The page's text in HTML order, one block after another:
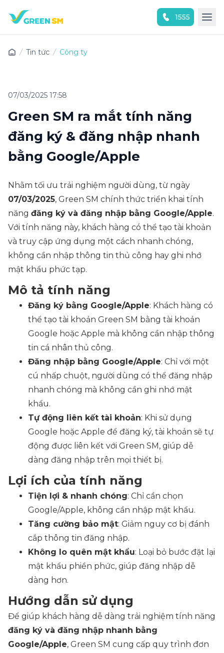
1555
Tin tức Công ty
07/03/2025 17:58
Green SM ra mắt tính năng
đăng ký & đăng nhập nhanh
bằng Google/Apple
Nhằm tối ưu trải nghiệm người dùng, từ ngày
07/03/2025, Green SM chính thức triển khai tính
năng đăng ký và đăng nhập bằng Google/Apple.
Với tính năng này, khách hàng có thể tạo tài khoản
và truy cập ứng dụng một cách nhanh chóng,
không cần nhập thông tin thủ công hay ghi nhớ
mật khẩu phức tạp.
Mô tả tính năng
Đăng ký bằng Google/Apple: Khách hàng có
thể tạo tài khoản Green SM bằng tài khoản
Google hoặc Apple mà không cần nhập thông
tin cá nhân thủ công.
Đăng nhập bằng Google/Apple: Chỉ với một
cú nhấp chuột, người dùng có thể đăng nhập
nhanh chóng mà không cần ghi nhớ mật
khẩu.
Tự động liên kết tài khoản: Khi sử dụng
Google hoặc Apple để đăng ký, tài khoản sẽ tự
động được liên kết với Green SM, giúp dễ
dàng đăng nhập trên mọi thiết bị.
Lợi ích của tính năng
Tiện lợi & nhanh chóng: Chỉ cần chọn
Google/Apple, không cần nhập mật khẩu.
Tăng cường bảo mật: Giảm nguy cơ bị đánh
cắp thông tin đăng nhập.
Không lo quên mật khẩu: Loại bỏ bước đặt lại
mật khẩu phiền phức, giúp đăng nhập dễ
dàng hơn.
Hướng dẫn sử dụng
Để giúp khách hàng dễ dàng trải nghiệm tính năng
đăng ký và đăng nhập nhanh bằng
Google/Apple, Green SM cung cấp quy trình đơn